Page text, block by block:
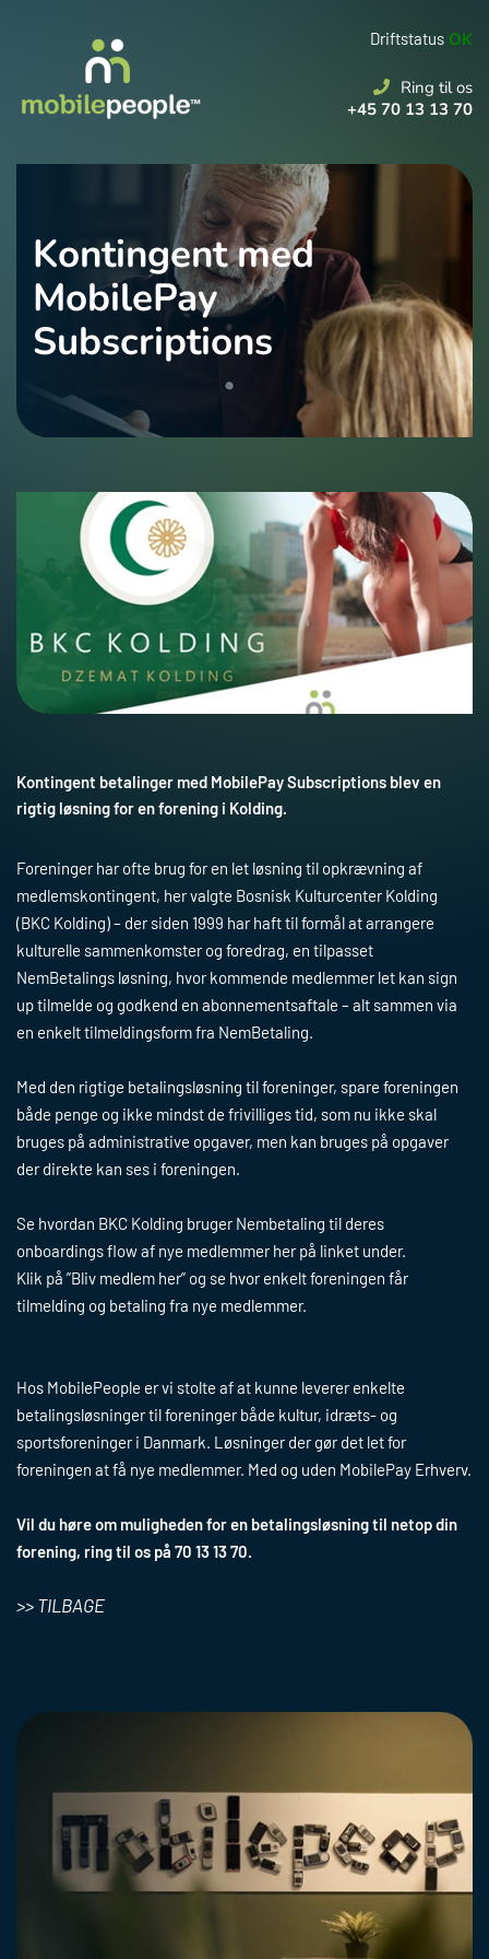
Forside
Løsninger
Nembetaling
MobilePay
MobilePay & ePayments
KontoBetaling
Betalingsservice
NemBetaling via e-Boks
Dataopsamling
Kundecases
Nembetaling
Abonnements­betaling med kort
Betalingsservice
Rate betaling
Straksbetaling
IVR Betaling
Dataopsamling
Om MobilePeople
Hvem er vi
Persondatapolitik
Kontakt
Driftstatus OK
Ring til os
+45 70 13 13 70
Kontingent med
MobilePay
Subscriptions
Kontingent betalinger med MobilePay Subscriptions blev en
rigtig løsning for en forening i Kolding.
Foreninger har ofte brug for en let løsning til opkrævning af
medlemskontingent, her valgte Bosnisk Kulturcenter Kolding
(BKC Kolding) – der siden 1999 har haft til formål at arrangere
kulturelle sammenkomster og foredrag, en tilpasset
NemBetalings løsning, hvor kommende medlemmer let kan sign
up tilmelde og godkend en abonnementsaftale – alt sammen via
en enkelt tilmeldingsform fra NemBetaling.
Med den rigtige betalingsløsning til foreninger, spare foreningen
både penge og ikke mindst de frivilliges tid, som nu ikke skal
bruges på administrative opgaver, men kan bruges på opgaver
der direkte kan ses i foreningen.
Se hvordan BKC Kolding bruger Nembetaling til deres
onboardings flow af nye medlemmer her på linket under.
Klik på ”Bliv medlem her” og se hvor enkelt foreningen får
tilmelding og betaling fra nye medlemmer.
Hos MobilePeople er vi stolte af at kunne leverer enkelte
betalingsløsninger til foreninger både kultur, idræts- og
sportsforeninger i Danmark. Løsninger der gør det let for
foreningen at få nye medlemmer. Med og uden MobilePay Erhverv.
Vil du høre om muligheden for en betalingsløsning til netop din
forening, ring til os på 70 13 13 70.
>> TILBAGE